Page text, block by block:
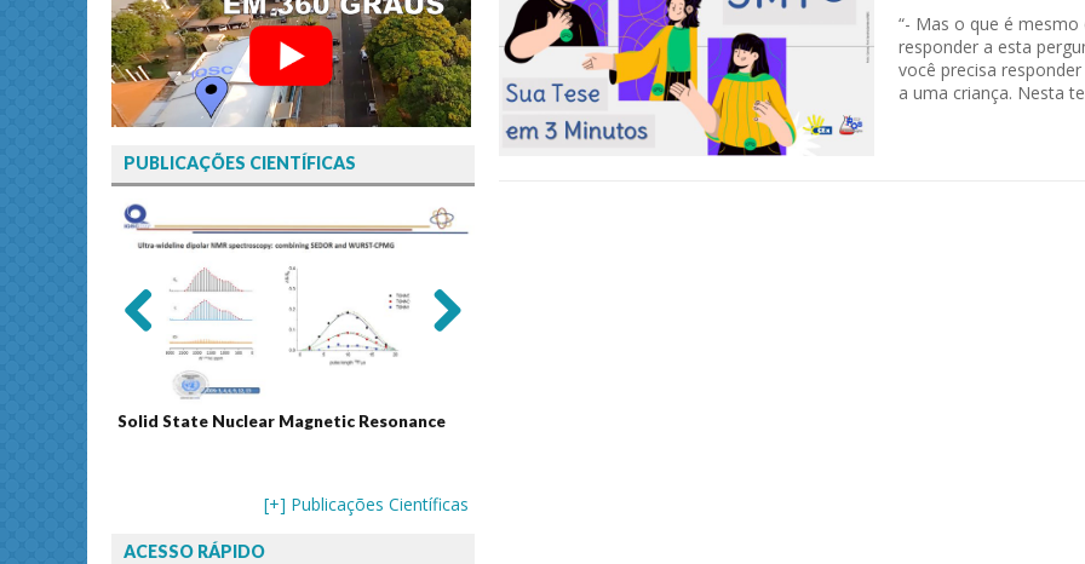
“- Mas o que é mesmo
responder a esta
você precisa
a uma criança. Nesta
PUBLICAÇÕES CIENTÍFICAS
Solid State Nuclear Magnetic Resonance
[+] Publicações Científicas
ACESSO RÁPIDO